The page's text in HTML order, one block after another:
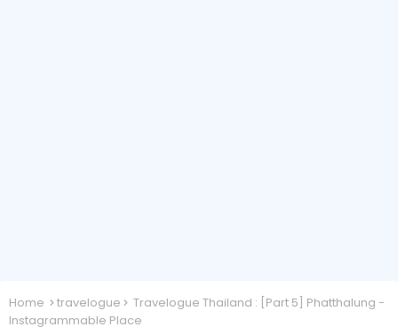
Home travelogue
Travelogue Thailand : [Part 5] Phatthalung -
Instagrammable Place